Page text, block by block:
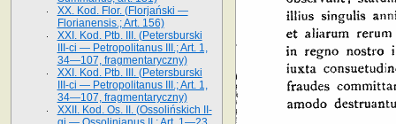
XX. Kod. Flor. (Florjański —
Florianensis.; Art. 156)
XXI. Kod. Ptb. III. (Petersburski
III-ci — Petropolitanus III.; Art. 1,
34—107, fragmentaryczny)
XXI. Kod. Ptb. III. (Petersburski
III-ci — Petropolitanus III.; Art. 1,
34—107, fragmentaryczny)
XXII. Kod. Os. II. (Ossolińskich II-